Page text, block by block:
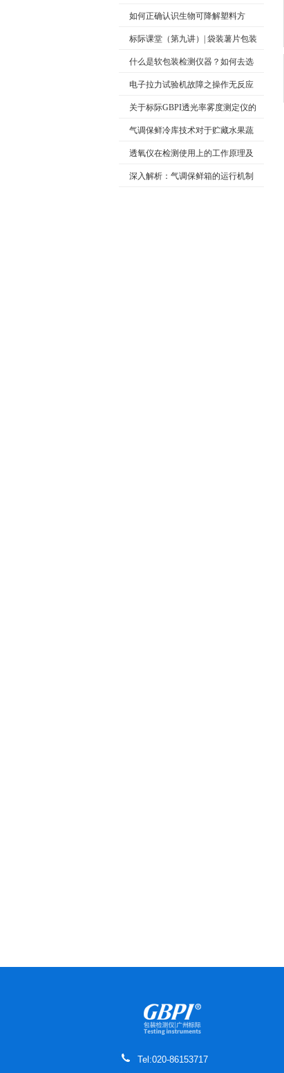
如何正确认识生物可降解塑料方
面？标际课堂（第九讲）| 袋装薯片包装
内气体成分测试方法
什么是软包装检测仪器？如何去选
择呢？
电子拉力试验机故障之操作无反应
紊乱应对方式
关于标际GBPI透光率雾度测定仪的
工作原理及使用条件
气调保鲜冷库技术对于贮藏水果蔬
菜的优劣势
透氧仪在检测使用上的工作原理及
相关应用范围
深入解析：气调保鲜箱的运行机制
Tel:020-86153717